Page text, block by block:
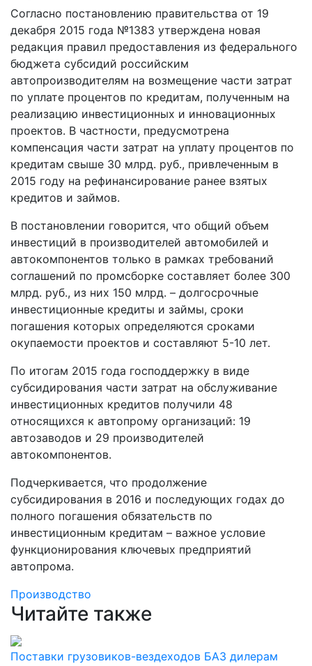
Согласно постановлению правительства от 19
декабря 2015 года №1383 утверждена новая
редакция правил предоставления из федерального
бюджета субсидий российским
автопроизводителям на возмещение части затрат
по уплате процентов по кредитам, полученным на
реализацию инвестиционных и инновационных
проектов. В частности, предусмотрена
компенсация части затрат на уплату процентов по
кредитам свыше 30 млрд. руб., привлеченным в
2015 году на рефинансирование ранее взятых
кредитов и займов.
В постановлении говорится, что общий объем
инвестиций в производителей автомобилей и
автокомпонентов только в рамках требований
соглашений по промсборке составляет более 300
млрд. руб., из них 150 млрд. – долгосрочные
инвестиционные кредиты и займы, сроки
погашения которых определяются сроками
окупаемости проектов и составляют 5-10 лет.
По итогам 2015 года господдержку в виде
субсидирования части затрат на обслуживание
инвестиционных кредитов получили 48
относящихся к автопрому организаций: 19
автозаводов и 29 производителей
автокомпонентов.
Подчеркивается, что продолжение
субсидирования в 2016 и последующих годах до
полного погашения обязательств по
инвестиционным кредитам – важное условие
функционирования ключевых предприятий
автопрома.
Производство
Читайте также
Поставки грузовиков-вездеходов БАЗ дилерам